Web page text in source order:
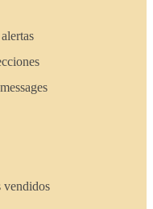
vendidos